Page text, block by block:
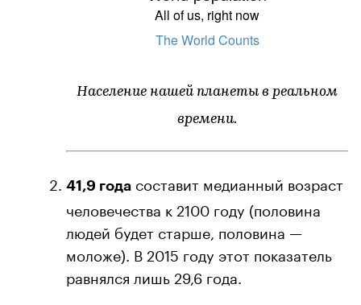
Население нашей планеты в реальном
времени.
41,9 года составит медианный возраст
человечества к 2100 году (половина
людей будет старше, половина —
моложе). В 2015 году этот показатель
равнялся лишь 29,6 года.